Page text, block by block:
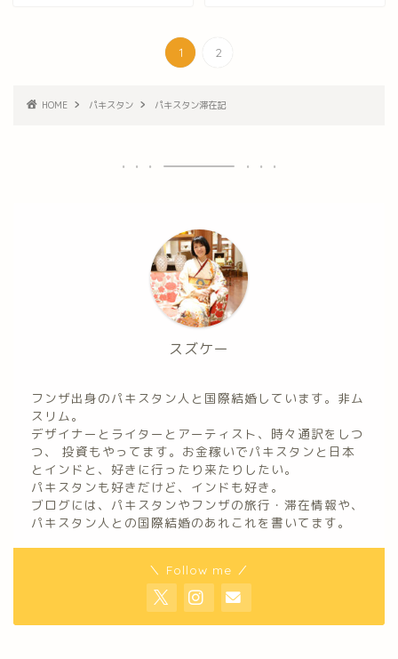
1 2
HOME パキスタン パキスタン滞在記
スズケー
フンザ出身のパキスタン人と国際結婚しています。非ム
スリム。
デザイナーとライターとアーティスト、時々通訳をしつ
つ、 投資もやってます。お金稼いでパキスタンと日本
とインドと、好きに行ったり来たりしたい。
パキスタンも好きだけど、インドも好き。
ブログには、パキスタンやフンザの旅行・滞在情報や、
パキスタン人との国際結婚のあれこれを書いてます。
＼ Follow me ／